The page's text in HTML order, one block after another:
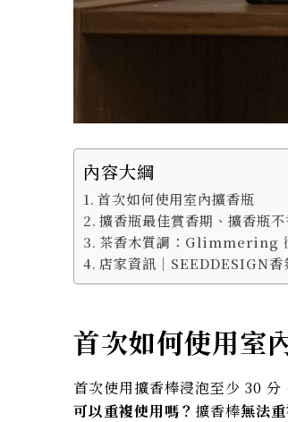
內容大綱
首次如何使用室內擴香瓶
擴香瓶最佳賞香期、擴香瓶
茶香木質調：Glimmering
店家資訊｜SEEDDESIGN香
首次如何使用室
首次使用擴香棒浸泡至少 30
可以重複使用嗎？ 擴香棒無法